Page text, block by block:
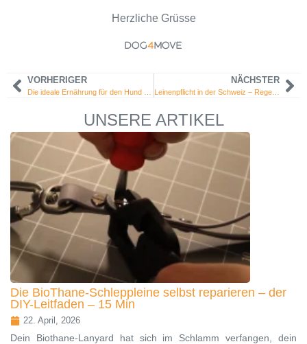
Herzliche Grüsse
DOG4MOVE
VORHERIGER NÄCHSTER
Leinenpflicht in der Schweiz – Regeln und kantonale Vorschriften
UNSERE ARTIKEL
Die BioThane-Schleppleine selbst reparieren – der
DIY-Leitfaden – 15 Min
22. April, 2026
Dein Biothane-Lanyard hat sich im Schlamm verfangen, dein